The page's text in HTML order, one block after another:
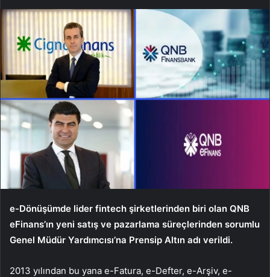
e-Dönüşümde lider fintech şirketlerinden biri olan QNB
eFinans’ın yeni satış ve pazarlama süreçlerinden sorumlu
Genel Müdür Yardımcısı’na Prensip Altın adı verildi.
2013 yılından bu yana e-Fatura, e-Defter, e-Arşiv, e-